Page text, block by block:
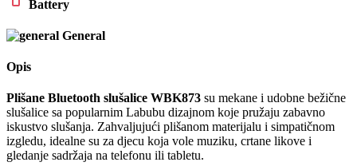
Battery
General
Opis
Plišane Bluetooth slušalice WBK873 su mekane i udobne bežične
slušalice sa popularnim Labubu dizajnom koje pružaju zabavno
iskustvo slušanja. Zahvaljujući plišanom materijalu i simpatičnom
izgledu, idealne su za djecu koja vole muziku, crtane likove i
gledanje sadržaja na telefonu ili tabletu.